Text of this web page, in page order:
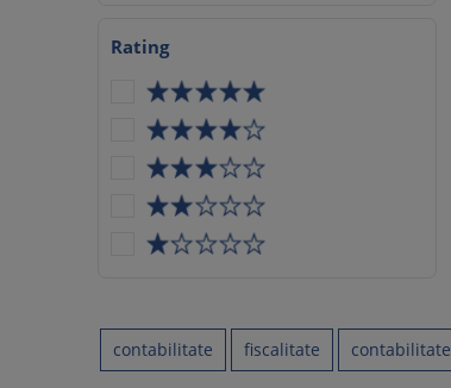
Rating
contabilitate fiscalitate contabilitate